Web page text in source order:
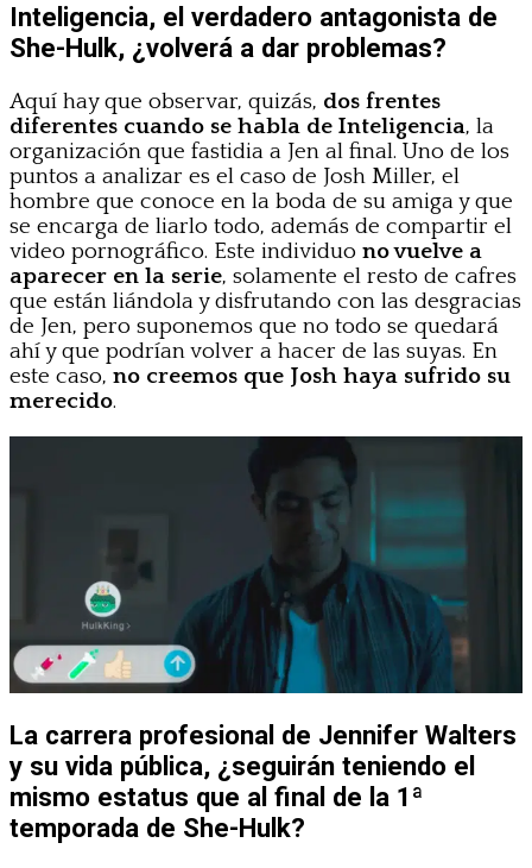
Inteligencia, el verdadero antagonista de
She-Hulk, ¿volverá a dar problemas?
Aquí hay que observar, quizás, dos frentes
diferentes cuando se habla de Inteligencia, la
organización que fastidia a Jen al final. Uno de los
puntos a analizar es el caso de Josh Miller, el
hombre que conoce en la boda de su amiga y que
se encarga de liarlo todo, además de compartir el
video pornográfico. Este individuo no vuelve a
aparecer en la serie, solamente el resto de cafres
que están liándola y disfrutando con las desgracias
de Jen, pero suponemos que no todo se quedará
ahí y que podrían volver a hacer de las suyas. En
este caso, no creemos que Josh haya sufrido su
merecido.
La carrera profesional de Jennifer Walters
y su vida pública, ¿seguirán teniendo el
mismo estatus que al final de la 1ª
temporada de She-Hulk?